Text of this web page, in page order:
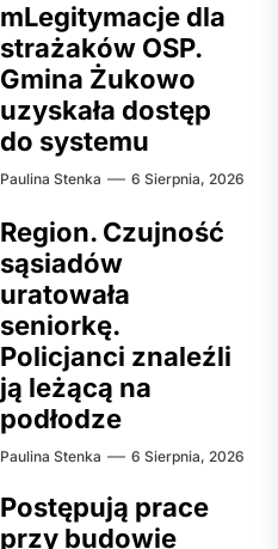
mLegitymacje dla
strażaków OSP.
Gmina Żukowo
uzyskała dostęp
do systemu
Paulina Stenka 6 Sierpnia, 2026
Region. Czujność
sąsiadów
uratowała
seniorkę.
Policjanci znaleźli
ją leżącą na
podłodze
Paulina Stenka 6 Sierpnia, 2026
Postępują prace
przy budowie